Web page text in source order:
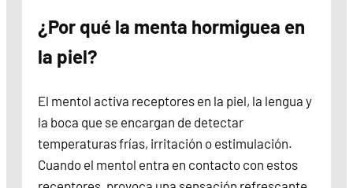
¿Por qué la menta hormiguea en
la piel?
El mentol activa receptores en la piel, la lengua y
la boca que se encargan de detectar
temperaturas frías, irritación o estimulación.
Cuando el mentol entra en contacto con estos